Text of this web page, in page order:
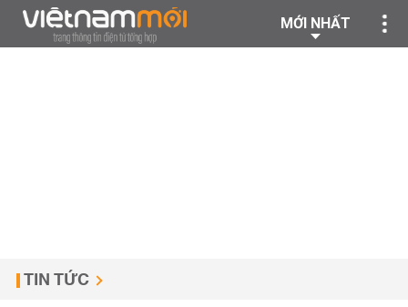
MỚI NHẤT
TIN TỨC